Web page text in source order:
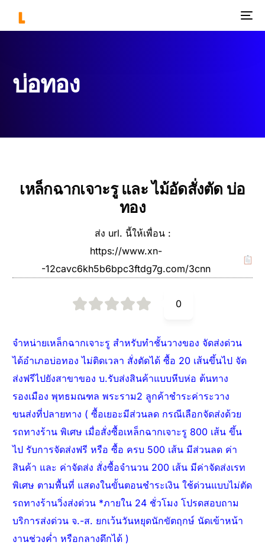
บ่อทอง
เหล็กฉากเจาะรู และ ไม้อัดสั่งตัด บ่อ
ทอง
ส่ง url. นี้ให้เพื่อน :
https://www.xn-
-12cavc6kh5b6bpc3ftdg7g.com/3cnn
0
จำหน่ายเหล็กฉากเจาะรู สำหรับทำชั้นวางของ จัดส่งด่วน
ได้อำเภอบ่อทอง ไม่ติดเวลา สั่งตัดได้ ซื้อ 20 เส้นขึ้นไป จัด
ส่งฟรีไปยังสาขาของ บ.รับส่งสินค้าแบบหีบห่อ ต้นทาง
รองเมือง พุทธมณฑล พระราม2 ลูกค้าชำระค่าระวาง
ขนส่งที่ปลายทาง ( ซื้อเยอะมีส่วนลด กรณีเลือกจัดส่งด้วย
รถทางร้าน พิเศษ เมื่อสั่งซื้อเหล็กฉากเจาะรู 800 เส้น ขึ้น
ไป รับการจัดส่งฟรี หรือ ซื้อ ครบ 500 เส้น มีส่วนลด ค่า
สินค้า และ ค่าจัดส่ง สั่งซื้อจำนวน 200 เส้น มีค่าจัดส่งเรท
พิเศษ ตามพื้นที่ แสดงในขั้นตอนชำระเงิน ใช้ด่วนแบบไม่ตัด
รถทางร้านวิ่งส่งด่วน *ภายใน 24 ชั่วโมง โปรดสอบถาม
บริการส่งด่วน จ.-ส. ยกเว้นวันหยุดนักขัตฤกษ์ นัดเข้าหน้า
งานช่วงค่ำ หรือกลางดึกได้ )